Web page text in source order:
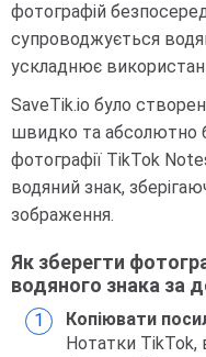
фотографій
супроводжується
ускладнює
SaveTik.io було
швидко та абсолютно
фотографії TikTok
водяний знак,
зображення.
Як зберегти
водяного знака за
Копіювати
Нотатки TikTok,